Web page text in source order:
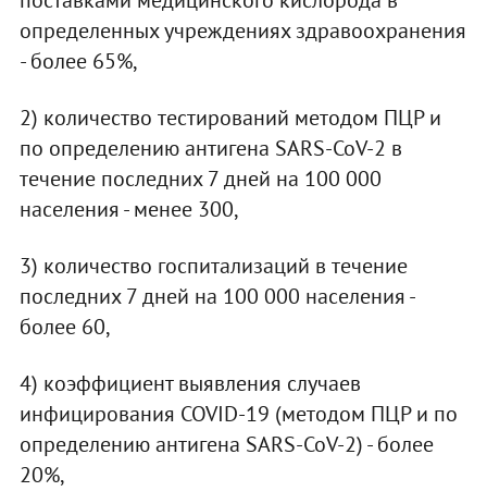
определенных учреждениях здравоохранения
- более 65%,
2) количество тестирований методом ПЦР и
по определению антигена SARS-CoV-2 в
течение последних 7 дней на 100 000
населения - менее 300,
3) количество госпитализаций в течение
последних 7 дней на 100 000 населения -
более 60,
4) коэффициент выявления случаев
инфицирования COVID-19 (методом ПЦР и по
определению антигена SARS-CoV-2) - более
20%,